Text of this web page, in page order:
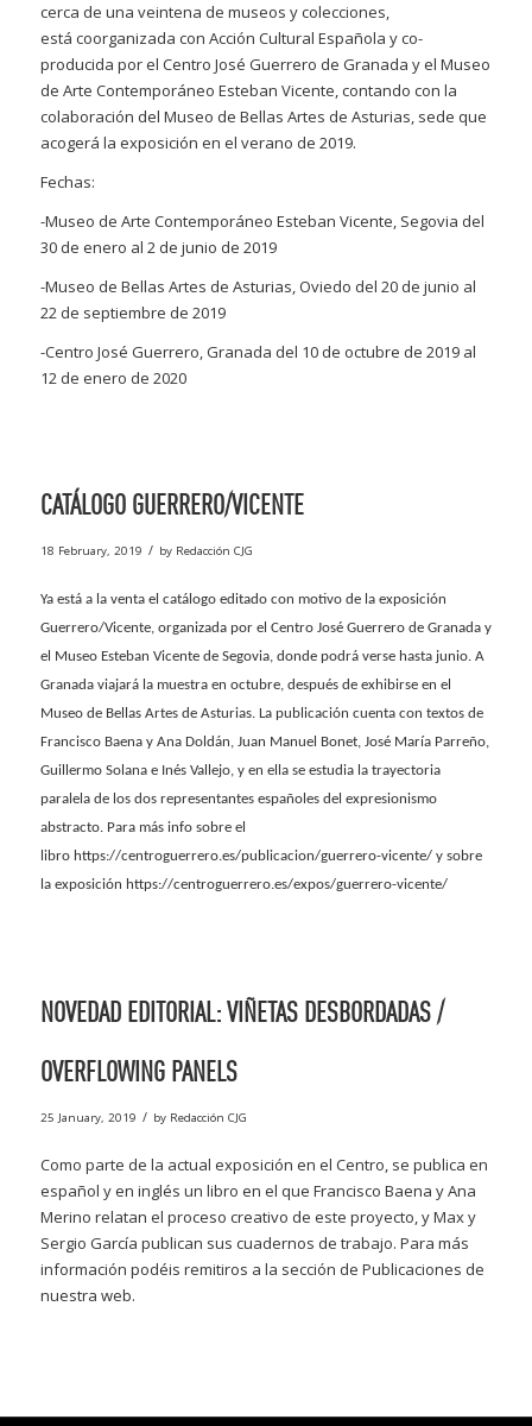
cerca de una veintena de museos y colecciones,
está coorganizada con Acción Cultural Española y co-
producida por el Centro José Guerrero de Granada y el Museo
de Arte Contemporáneo Esteban Vicente, contando con la
colaboración del Museo de Bellas Artes de Asturias, sede que
acogerá la exposición en el verano de 2019.
Fechas:
-Museo de Arte Contemporáneo Esteban Vicente, Segovia del
30 de enero al 2 de junio de 2019
-Museo de Bellas Artes de Asturias, Oviedo del 20 de junio al
22 de septiembre de 2019
-Centro José Guerrero, Granada del 10 de octubre de 2019 al
12 de enero de 2020
CATÁLOGO GUERRERO/VICENTE
18 February, 2019 / by Redacción CJG
Ya está a la venta el catálogo editado con motivo de la exposición
Guerrero/Vicente,organizada por el Centro José Guerrero de Granada y
el Museo Esteban Vicente de Segovia, donde podrá verse hasta junio. A
Granada viajará la muestra en octubre, después de exhibirse en el
Museo de Bellas Artes de Asturias. La publicación cuenta con textos de
Francisco Baena y Ana Doldán, Juan Manuel Bonet, José María Parreño,
Guillermo Solana e Inés Vallejo, y en ella se estudia la trayectoria
paralela de los dos representantes españoles del expresionismo
abstracto. Para más info sobre el
libro https://centroguerrero.es/publicacion/guerrero-vicente/y sobre
la exposición https://centroguerrero.es/expos/guerrero-vicente/
NOVEDAD EDITORIAL: VIÑETAS DESBORDADAS /
OVERFLOWING PANELS
25 January, 2019 / by Redacción CJG
Como parte de la actual exposición en el Centro, se publica en
español y en inglés un libro en el que Francisco Baena y Ana
Merino relatan el proceso creativo de este proyecto, y Max y
Sergio García publican sus cuadernos de trabajo. Para más
información podéis remitiros a la sección de Publicaciones de
nuestra web.